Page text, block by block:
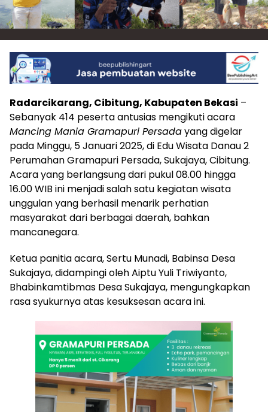
Radarcikarang, Cibitung, Kabupaten Bekasi –
Sebanyak 414 peserta antusias mengikuti acara
Mancing Mania Gramapuri Persadayang digelar
pada Minggu, 5 Januari 2025, di Edu Wisata Danau 2
Perumahan Gramapuri Persada, Sukajaya, Cibitung.
Acara yang berlangsung dari pukul 08.00 hingga
16.00 WIB ini menjadi salah satu kegiatan wisata
unggulan yang berhasil menarik perhatian
masyarakat dari berbagai daerah, bahkan
mancanegara.
Ketua panitia acara, Sertu Munadi, Babinsa Desa
Sukajaya, didampingi oleh Aiptu Yuli Triwiyanto,
Bhabinkamtibmas Desa Sukajaya, mengungkapkan
rasa syukurnya atas kesuksesan acara ini.